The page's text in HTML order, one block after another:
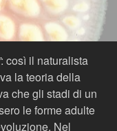
: così il naturalista
la teoria della
che gli stadi di un
le forme adulte
Nel